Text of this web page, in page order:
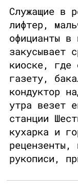
Служащие в
лифтер,
официанты
закусывает
киоске, где
газету,
кондуктор
утра везет
станции
кухарка и
рукописи,